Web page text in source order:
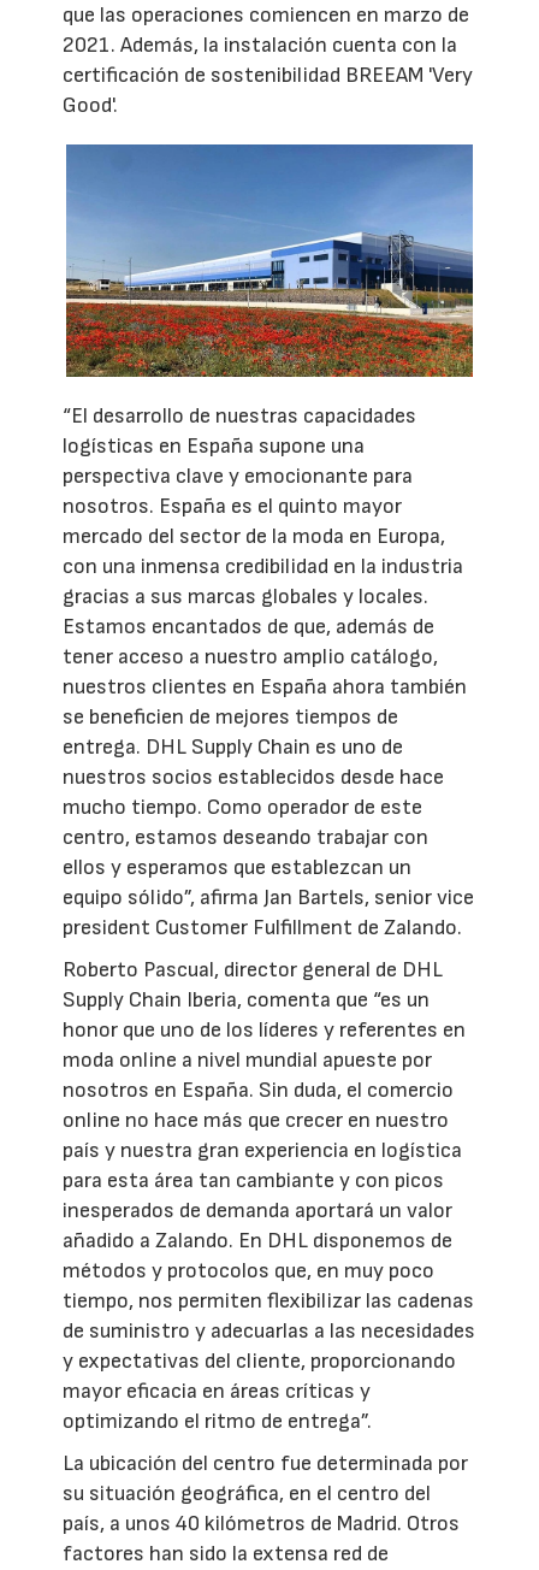
que las operaciones comiencen en marzo de
2021. Además, la instalación cuenta con la
certificación de sostenibilidad BREEAM 'Very
Good'.
“El desarrollo de nuestras capacidades
logísticas en España supone una
perspectiva clave y emocionante para
nosotros. España es el quinto mayor
mercado del sector de la moda en Europa,
con una inmensa credibilidad en la industria
gracias a sus marcas globales y locales.
Estamos encantados de que, además de
tener acceso a nuestro amplio catálogo,
nuestros clientes en España ahora también
se beneficien de mejores tiempos de
entrega. DHL Supply Chain es uno de
nuestros socios establecidos desde hace
mucho tiempo. Como operador de este
centro, estamos deseando trabajar con
ellos y esperamos que establezcan un
equipo sólido”, afirma Jan Bartels, senior vice
president Customer Fulfillment de Zalando.
Roberto Pascual, director general de DHL
Supply Chain Iberia, comenta que “es un
honor que uno de los líderes y referentes en
moda online a nivel mundial apueste por
nosotros en España. Sin duda, el comercio
online no hace más que crecer en nuestro
país y nuestra gran experiencia en logística
para esta área tan cambiante y con picos
inesperados de demanda aportará un valor
añadido a Zalando. En DHL disponemos de
métodos y protocolos que, en muy poco
tiempo, nos permiten flexibilizar las cadenas
de suministro y adecuarlas a las necesidades
y expectativas del cliente, proporcionando
mayor eficacia en áreas críticas y
optimizando el ritmo de entrega”.
La ubicación del centro fue determinada por
su situación geográfica, en el centro del
país, a unos 40 kilómetros de Madrid. Otros
factores han sido la extensa red de